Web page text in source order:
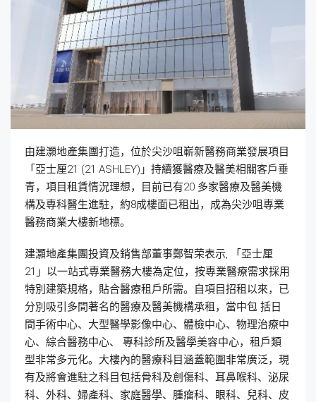
由建灝地產集團打造，位於尖沙咀嶄新醫務商業發展項目
「亞士厘21 (21 ASHLEY)」持續獲醫療及醫美相關客戶垂
青，項目租賃情況理想，目前已有20 多家醫療及醫美機
構及專科醫生進駐，約8成樓面已租出，成為尖沙咀專業
醫務商業大樓新地標。
建灝地產集團投資及銷售部董事鄭智荣表示, 「亞士厘
21」以一站式專業醫務大樓為定位，按專業醫療需求採用
特別建築規格，貼合醫療租戶所需。自項目招租以來，已
分別吸引多間著名的醫療及醫美機構承租，當中包 括日
間手術中心、大型醫學影像中心、體檢中心、物理治療中
心、綜合醫務中心、 專科診所及醫學美容中心，租戶類
型非常多元化。大樓內的醫療科目涵蓋範圍非常廣泛，現
有及將會進駐之科目包括骨科及創傷科、耳鼻喉科、泌尿
科、外科、婦產科、家庭醫學、腫瘤科、眼科、兒科、皮